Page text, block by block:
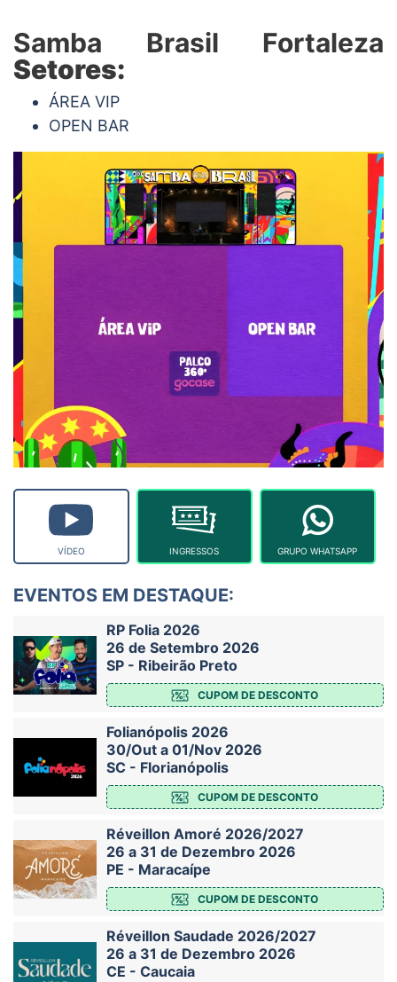
Samba Brasil Fortaleza
Setores:
ÁREA VIP
OPEN BAR
VÍDEO INGRESSOS GRUPO WHATSAPP
EVENTOS EM DESTAQUE:
RP Folia 2026
26 de Setembro 2026
SP - Ribeirão Preto
CUPOM DE DESCONTO
Folianópolis 2026
30/Out a 01/Nov 2026
SC - Florianópolis
CUPOM DE DESCONTO
Réveillon Amoré 2026/2027
26 a 31 de Dezembro 2026
PE - Maracaípe
CUPOM DE DESCONTO
Réveillon Saudade 2026/2027
26 a 31 de Dezembro 2026
CE - Caucaia